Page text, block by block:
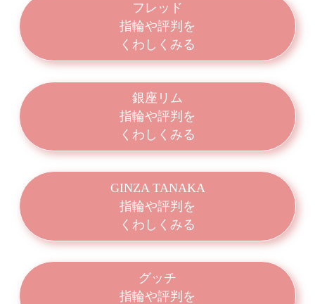
フレッド
指輪や評判を
くわしくみる
銀座リム
指輪や評判を
くわしくみる
GINZA TANAKA
指輪や評判を
くわしくみる
グッチ
指輪や評判を